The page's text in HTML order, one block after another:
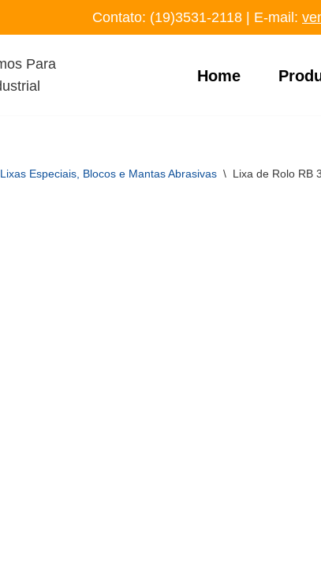
Contato: (19)3531-2118 ‬ | E-mail:
Home
Lixas Especiais, Blocos e Mantas Abrasivas \ Lixa de Rolo RB